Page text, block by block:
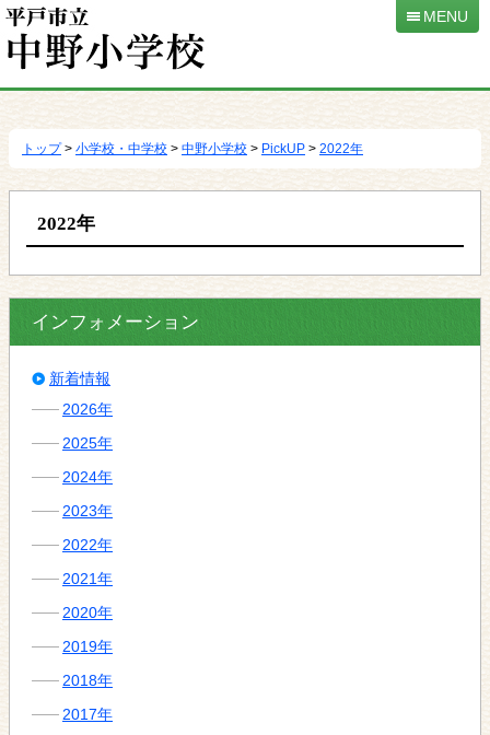
移
MENU
トップ> 小学校・中学校 > 中野小学校 > PickUP > 2022年
2022年
インフォメーション
新着情報
2026年
2025年
2024年
2023年
2022年
2021年
2020年
2019年
2018年
2017年